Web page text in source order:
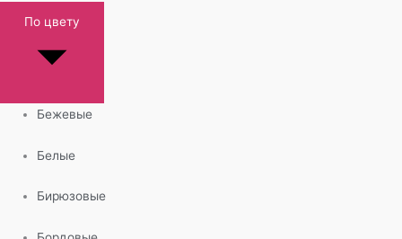
По цвету
Бежевые
Белые
Бирюзовые